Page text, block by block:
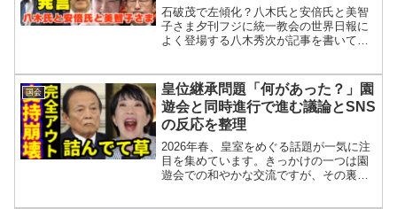
を絶賛ブーメランで爆笑？旧宮家
の養子縁組は不可能
石破茂で左傾化？八木氏と安倍氏と美智
子さま夕刊フジに統一教会の世界日報に
よく登場する八木秀次が記事を書いてい
うことですね。安倍氏が首相の座を退く
と自民党内に「選択的夫...
国会
皇位継承問題「何があった？」園
遊会と同時進行で進む議論とSNS
の反応を整理
2026年春、皇室をめぐる話題が一気に注
目を集めています。きっかけの一つは園
遊会での和やかな交流ですが、その裏で